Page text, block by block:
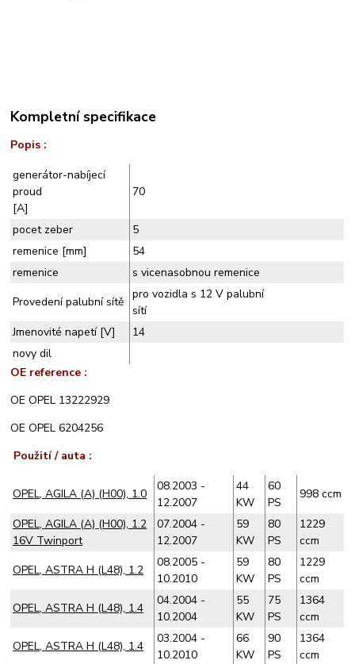
Kompletní specifikace
Popis :
generátor-nabíjecí
proud
[A]
70
pocet zeber
5
remenice [mm]
54
remenice
s vicenasobnou remenice
Provedení palubní sítě
pro vozidla s 12 V palubní
sítí
Jmenovité napetí [V]
14
novy dil
OE reference :
OE OPEL 13222929
OE OPEL 6204256
Použití / auta :
OPEL, AGILA (A) (H00), 1.0
08.2003 -
12.2007
44
KW
60
PS
998 ccm
OPEL, AGILA (A) (H00), 1.2
16V Twinport
07.2004 -
12.2007
59
KW
80
PS
1229
ccm
OPEL, ASTRA H (L48), 1.2
08.2005 -
10.2010
59
KW
80
PS
1229
ccm
OPEL, ASTRA H (L48), 1.4
04.2004 -
10.2004
55
KW
75
PS
1364
ccm
OPEL, ASTRA H (L48), 1.4
03.2004 -
10.2010
66
KW
90
PS
1364
ccm